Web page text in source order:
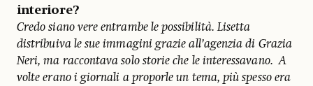
interiore?
Credo siano vere entrambe le possibilità. Lisetta
distribuiva le sue immagini grazie all’agenzia di Grazia
Neri, ma raccontava solo storie che le interessavano. A
volte erano i giornali a proporle un tema, più spesso era